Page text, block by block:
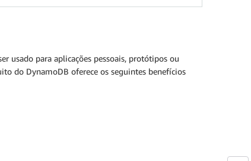
usado para aplicações pessoais, protótipos ou
do DynamoDB oferece os seguintes benefícios